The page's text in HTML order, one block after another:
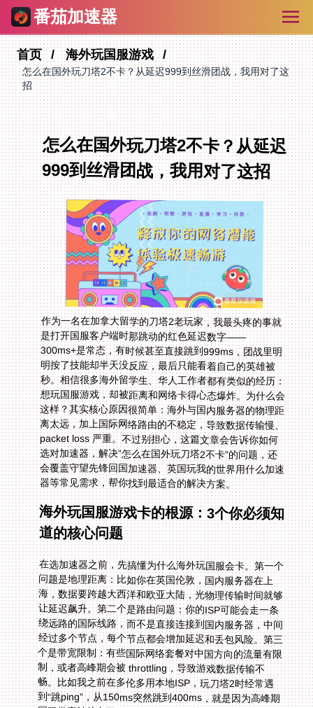
番茄加速器
首页 海外玩国服游戏
怎么在国外玩刀塔2不卡？从延迟999到丝滑团战，我用对了这
招
怎么在国外玩刀塔2不卡？从延迟
999到丝滑团战，我用对了这招
作为一名在加拿大留学的刀塔2老玩家，我最头疼的事就
是打开国服客户端时那跳动的红色延迟数字——
300ms+是常态，有时候甚至直接跳到999ms，团战里明
明按了技能却半天没反应，最后只能看着自己的英雄被
秒。相信很多海外留学生、华人工作者都有类似的经历：
想玩国服游戏，却被距离和网络卡得心态爆炸。为什么会
这样？其实核心原因很简单：海外与国内服务器的物理距
离太远，加上国际网络路由的不稳定，导致数据传输慢、
packet loss 严重。不过别担心，这篇文章会告诉你如何
选对加速器，解决“怎么在国外玩刀塔2不卡”的问题，还
会覆盖守望先锋回国加速器、英国玩我的世界用什么加速
器等常见需求，帮你找到最适合的解决方案。
海外玩国服游戏卡的根源：3个你必须知
道的核心问题
在选加速器之前，先搞懂为什么海外玩国服会卡。第一个
问题是地理距离：比如你在英国伦敦，国内服务器在上
海，数据要跨越大西洋和欧亚大陆，光物理传输时间就够
让延迟飙升。第二个是路由问题：你的ISP可能会走一条
绕远路的国际线路，而不是直接连接到国内服务器，中间
经过多个节点，每个节点都会增加延迟和丢包风险。第三
个是带宽限制：有些国际网络套餐对中国方向的流量有限
制，或者高峰期会被 throttling，导致游戏数据传输不
畅。比如我之前在多伦多用本地ISP，玩刀塔2时经常遇
到“跳ping”，从150ms突然跳到400ms，就是因为高峰期